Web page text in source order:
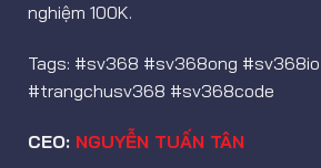
nghiệm 100K.
Tags: #sv368 #sv368ong
#trangchusv368 #sv368code
CEO: NGUYỄN TUẤN TÂN